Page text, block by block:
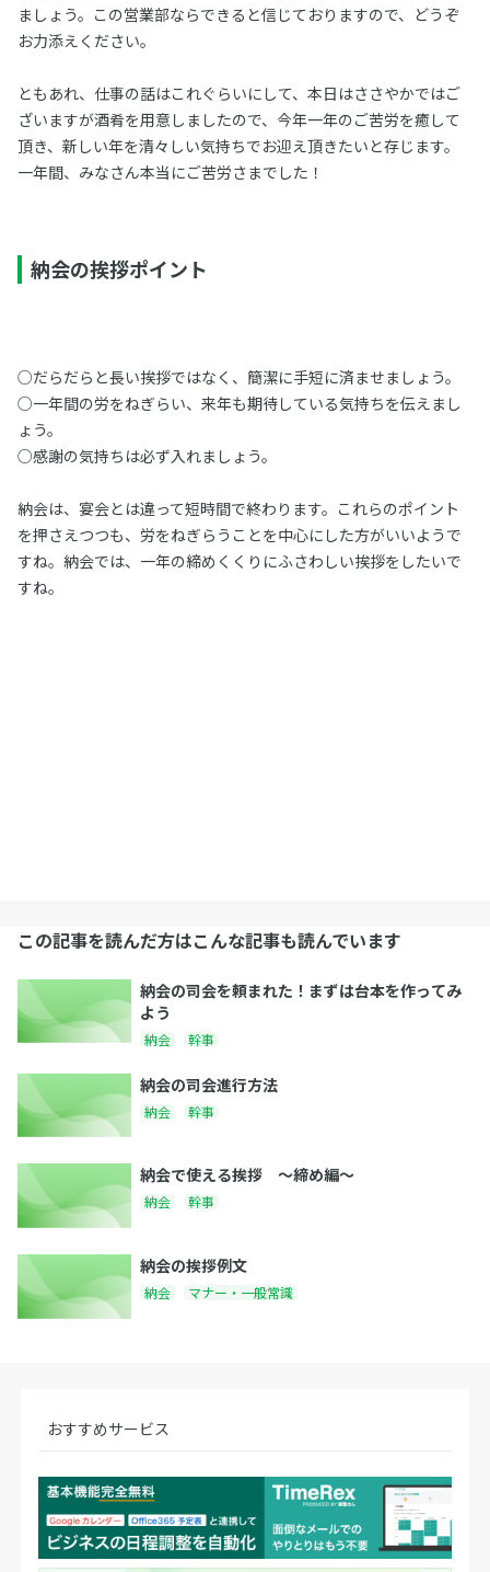
ましょう。この営業部ならできると信じておりますので、どうぞ
お力添えください。
ともあれ、仕事の話はこれぐらいにして、本日はささやかではご
ざいますが酒肴を用意しましたので、今年一年のご苦労を癒して
頂き、新しい年を清々しい気持ちでお迎え頂きたいと存じます。
一年間、みなさん本当にご苦労さまでした！
納会の挨拶ポイント
○だらだらと長い挨拶ではなく、簡潔に手短に済ませましょう。
○一年間の労をねぎらい、来年も期待している気持ちを伝えまし
ょう。
○感謝の気持ちは必ず入れましょう。
納会は、宴会とは違って短時間で終わります。これらのポイント
を押さえつつも、労をねぎらうことを中心にした方がいいようで
すね。納会では、一年の締めくくりにふさわしい挨拶をしたいで
すね。
この記事を読んだ方はこんな記事も読んでいます
納会の司会を頼まれた！まずは台本を作ってみ
よう
納会 幹事
納会の司会進行方法
納会 幹事
納会で使える挨拶 〜締め編〜
納会 幹事
納会の挨拶例文
納会 マナー・一般常識
おすすめサービス